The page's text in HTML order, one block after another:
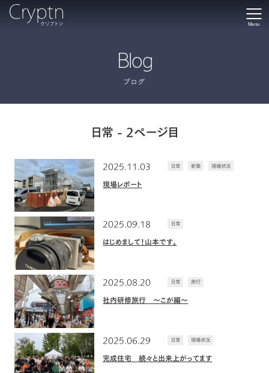
Menu
Blog
ブログ
日常 - 2ページ目
現場レポート
日常 新築 現場状況
2025.11.03
はじめまして！山本です。
日常
2025.09.18
社内研修旅行 ～こが編～
日常 旅行
2025.08.20
完成住宅 続々と出来上がってます
日常 現場状況
2025.06.29